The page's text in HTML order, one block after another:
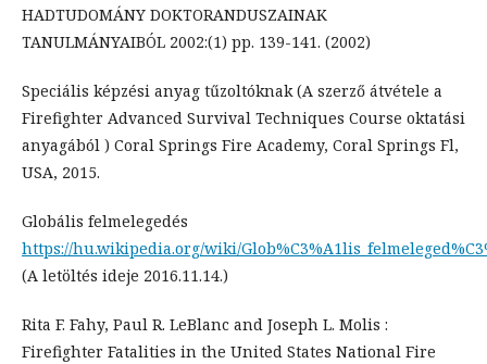
HADTUDOMÁNY DOKTORANDUSZAINAK
TANULMÁNYAIBÓL 2002:(1) pp. 139-141. (2002)
Speciális képzési anyag tűzoltóknak (A szerző átvétele a
Firefighter Advanced Survival Techniques Course oktatási
anyagából ) Coral Springs Fire Academy, Coral Springs Fl,
USA, 2015.
Globális felmelegedés
https://hu.wikipedia.org/wiki/
(A letöltés ideje 2016.11.14.)
Rita F. Fahy, Paul R. LeBlanc and Joseph L. Molis :
Firefighter Fatalities in the United States National Fire